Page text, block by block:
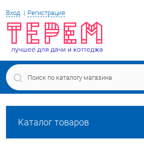
Вход Регистрация
Каталог товаров